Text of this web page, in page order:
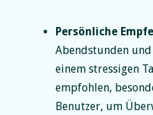
Persönliche
Abendstunden
einem stressigen
empfohlen,
Benutzer, um